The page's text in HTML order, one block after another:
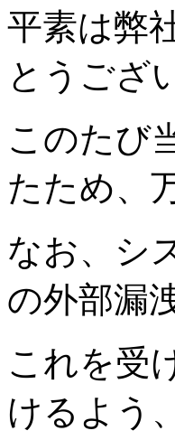
平素は弊
とうござ
このたび
たため、
なお、シ
の外部漏
これを受
けるよう